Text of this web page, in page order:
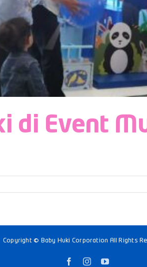
di Event
Copyright © Baby Huki Corporation All Rights
FacebookInstagramYouTube